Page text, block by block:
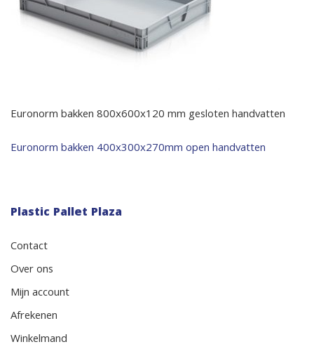
Euronorm bakken 800x600x120 mm gesloten handvatten
Bericht
Euronorm bakken 400x300x270mm open handvatten
Plastic Pallet Plaza
Contact
Over ons
Mijn account
Afrekenen
Winkelmand